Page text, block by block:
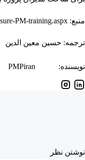
منبع: www.pmi.org/Learning/professional-development/Career-Central/tips-to-measure-PM-training.aspx
ترجمه: حسین معین الدین
تکنیک‌ها
و
ابزارهای
نویسنده: PMPiran
نوشتن نظر